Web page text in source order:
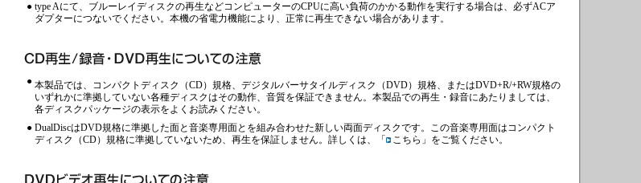
● type Aにて、ブルーレイディスクの再生などコンピューターのCPUに高い負荷のかかる動作を実行する場合は、必ずACア
ダプターにつないでください。本機の省電力機能により、正常に再生できない場合があります。
● 本製品では、コンパクトディスク（CD）規格、デジタルバーサタイルディスク（DVD）規格、またはDVD+R/+RW規格の
いずれかに準拠していない各種ディスクはその動作、音質を保証できません。本製品での再生・録音にあたりましては、
各ディスクパッケージの表示をよくお読みください。
● DualDiscはDVD規格に準拠した面と音楽専用面とを組み合わせた新しい両面ディスクです。この音楽専用面はコンパクト
ディスク（CD）規格に準拠していないため、再生を保証しません。詳しくは、「
こちら 」をご覧ください。